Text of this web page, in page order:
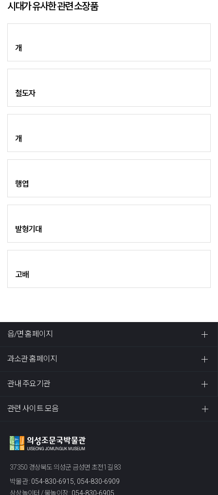
시대가 유사한 관련 소장품
개
철도자
개
행엽
발형기대
고배
읍/면 홈페이지
과소관 홈페이지
관내 주요기관
관련 사이트 모음
37350 경상북도 의성군 금성면 초전1길 83
박물관 : 054-830-6915, 054-830-6909
상상놀이터 / 물놀이장 : 054-830-6905